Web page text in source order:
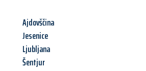
Ajdovščina
Jesenice
Ljubljana
Šentjur